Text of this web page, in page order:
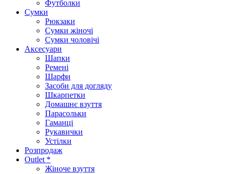
Футболки
Сумки
Рюкзаки
Сумки жіночі
Сумки чоловічі
Аксеcуари
Шапки
Ремені
Шарфи
Засоби для догляду
Шкарпетки
Домашнє взуття
Парасольки
Гаманці
Рукавички
Устілки
Розпродаж
Outlet *
Жіноче взуття